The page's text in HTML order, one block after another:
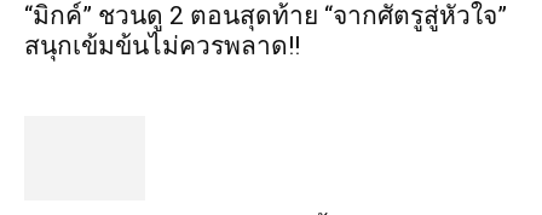
“มิกค์” ชวนดู 2 ตอนสุดท้าย “จากศัตรูสู่หัวใจ”
สนุกเข้มข้นไม่ควรพลาด!!